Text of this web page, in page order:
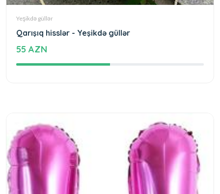
Yeşikdə güllər
Qarışıq hisslər - Yeşikdə güllər
55 AZN